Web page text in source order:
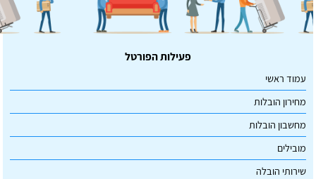
פעילות הפורטל
עמוד ראשי
מחירון הובלות
מחשבון הובלות
מובילים
שירותי הובלה